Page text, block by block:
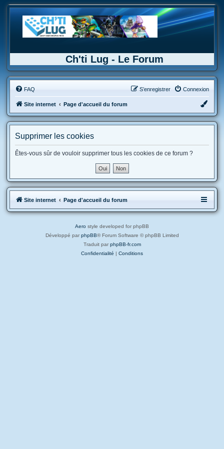
Ch'ti Lug - Le Forum
FAQ Connexion
S’enregistrer
Site internet Page d'accueil du forum
Supprimer les cookies
Êtes-vous sûr de vouloir supprimer tous les cookies de ce forum ?
Site internet Page d'accueil du forum
Aero style developed for phpBB
Développé par phpBB® Forum Software © phpBB Limited
Traduit par phpBB-fr.com
Confidentialité | Conditions